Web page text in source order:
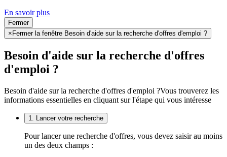
En savoir plus
Fermer
× Fermer la fenêtre Besoin d'aide sur la recherche d'offres d'emploi ?
Besoin d'aide sur la recherche d'offres
d'emploi ?
Besoin d'aide sur la recherche d'offres d'emploi ?Vous trouverez les
informations essentielles en cliquant sur l'étape qui vous intéresse
1. Lancer votre recherche
Pour lancer une recherche d'offres, vous devez saisir au moins
un des deux champs :